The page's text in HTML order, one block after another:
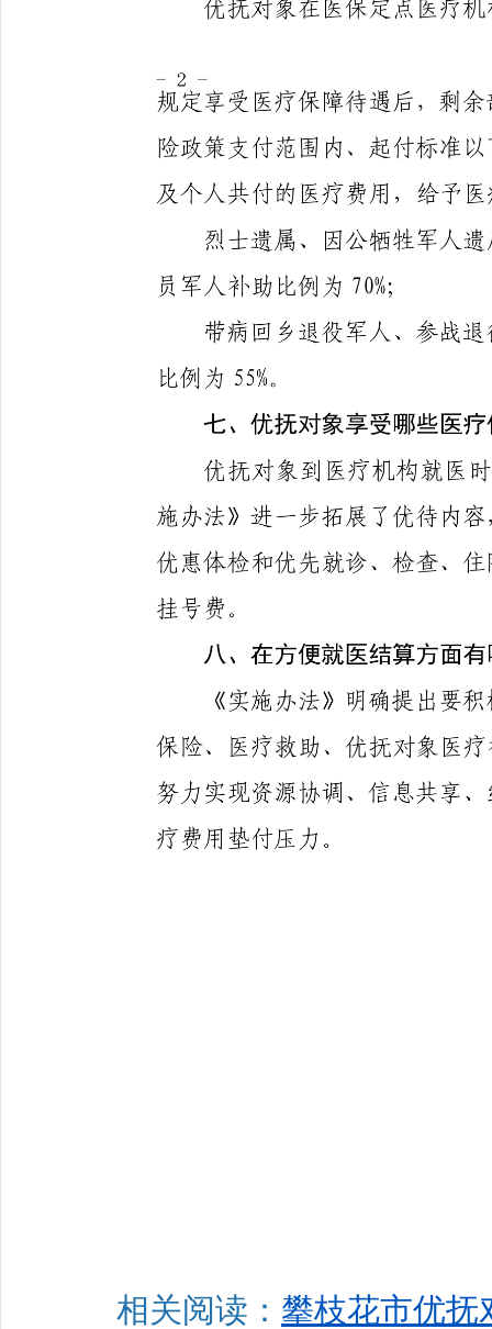
相关阅读： 攀枝花市优抚